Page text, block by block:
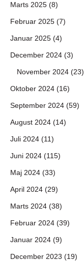
Marts 2025 (8)
Februar 2025 (7)
Januar 2025 (4)
December 2024 (3)
November 2024 (23)
Oktober 2024 (16)
September 2024 (59)
August 2024 (14)
Juli 2024 (11)
Juni 2024 (115)
Maj 2024 (33)
April 2024 (29)
Marts 2024 (38)
Februar 2024 (39)
Januar 2024 (9)
December 2023 (19)